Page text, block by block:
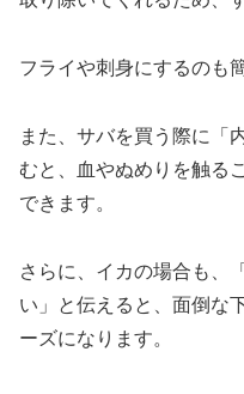
フライや刺身にするのも
また、サバを買う際に「
むと、血やぬめりを触る
できます。
さらに、イカの場合も、
い」と伝えると、面倒な
ーズになります。